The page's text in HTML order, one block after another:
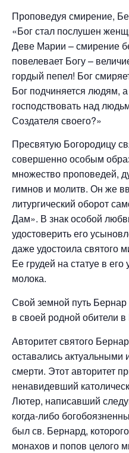
Проповедуя смирение,
«Бог стал послушен
Деве Марии – смирение
повелевает Богу –
гордый пепел! Бог
Бог подчиняется людям,
господствовать над
Создателя своего?»
Пресвятую Богородицу
совершенно особым
множество проповедей,
гимнов и молитв. Он же
литургический оборот
Дам». В знак особой
удостоверить его
даже удостоила святого
Ее грудей на статуе в его
молока.
Свой земной путь Бернар
в своей родной обители
Авторитет святого
оставались актуальными
смерти. Этот авторитет
ненавидевший
Лютер, написавший
когда-либо
был св. Бернард,
монахов и попов целого